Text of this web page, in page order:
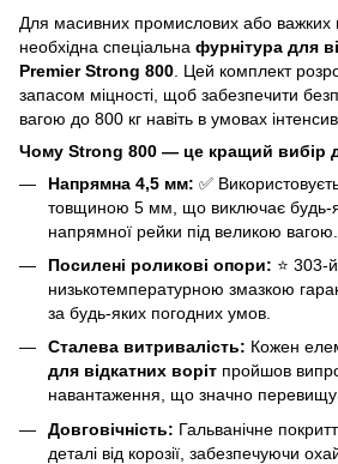
Для масивних промислових або важких
необхідна спеціальна фурнітура для
Premier Strong 800 . Цей комплект
запасом міцності, щоб забезпечити
вагою до 800 кг навіть в умовах
Чому Strong 800 — це кращий вибір
Напрямна 4,5 мм: ✅
товщиною 5 мм, що виключає будь-
напрямної рейки під великою вагою.
Посилені роликові опори: ⭐ 303-
низькотемпературною змазкою
за будь-яких погодних умов.
Сталева витривалість: Кожен
для відкатних воріт пройшов
навантаження, що значно
Довговічність: Гальванічне
деталі від корозії, забезпечуючи